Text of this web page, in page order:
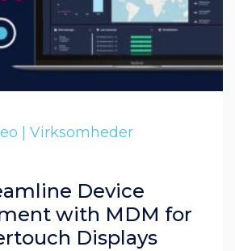
| Virksomheder
Device
with MDM for
Displays